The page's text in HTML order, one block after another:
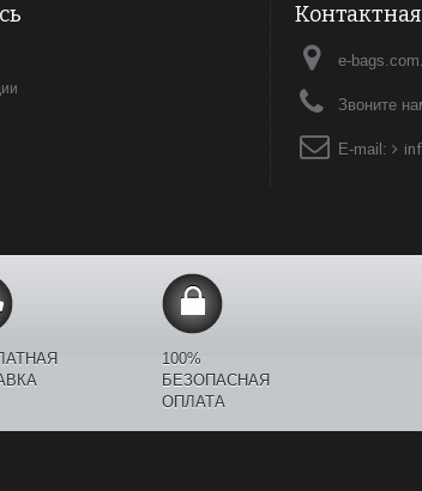
e-
Звоните
E-mail:
100%
БЕЗОПАСНАЯ
ОПЛАТА